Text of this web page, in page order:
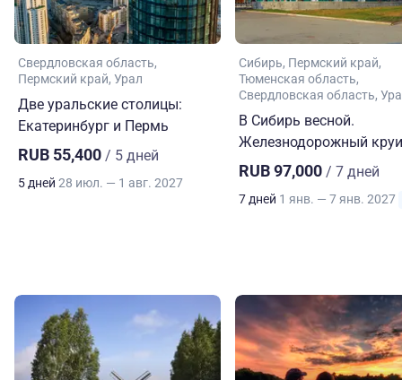
Свердловская область
Пермский край Урал
Две уральские столицы:
Екатеринбург и Пермь
RUB 55,400 / 5 дней
5 дней 28 июл. — 1 авг. 2027
Сибирь Пермский край
Тюменская область
Свердловская область
В Сибирь весной.
Железнодорожный
RUB 97,000 / 7 дней
7 дней 1 янв. — 7 янв. 2027